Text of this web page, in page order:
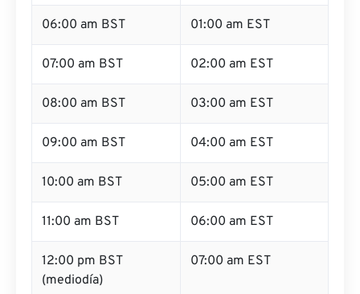
06:00 am BST 01:00 am EST
07:00 am BST 02:00 am EST
08:00 am BST 03:00 am EST
09:00 am BST 04:00 am EST
10:00 am BST 05:00 am EST
11:00 am BST 06:00 am EST
12:00 pm BST
(mediodía)
07:00 am EST